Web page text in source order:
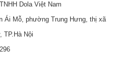
Dola Việt Nam
Ái Mỗ, phường Trung Hưng, thị xã
TP.Hà Nội